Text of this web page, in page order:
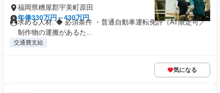
福岡県糟屋郡宇美町原田
年俸330万円～430万円
求める人材: ◆ 必須条件 ・普通自動車運転免許（AT限定可／
制作物の運搬があるた...
交通費支給
気になる